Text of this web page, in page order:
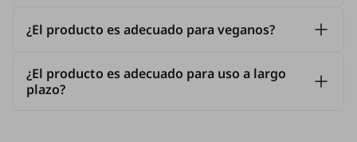
¿El producto es adecuado para veganos?
¿El producto es adecuado para uso a largo
plazo?